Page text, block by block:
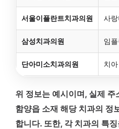
서울이플란트치과의원 사
삼성치과의원 임
단아미소치과의원 치
위 정보는 예시이며, 실제
함양읍 소재 해당 치과의 정
합니다. 또한, 각 치과의 특